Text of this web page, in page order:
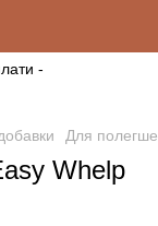
-
Для
Whelp